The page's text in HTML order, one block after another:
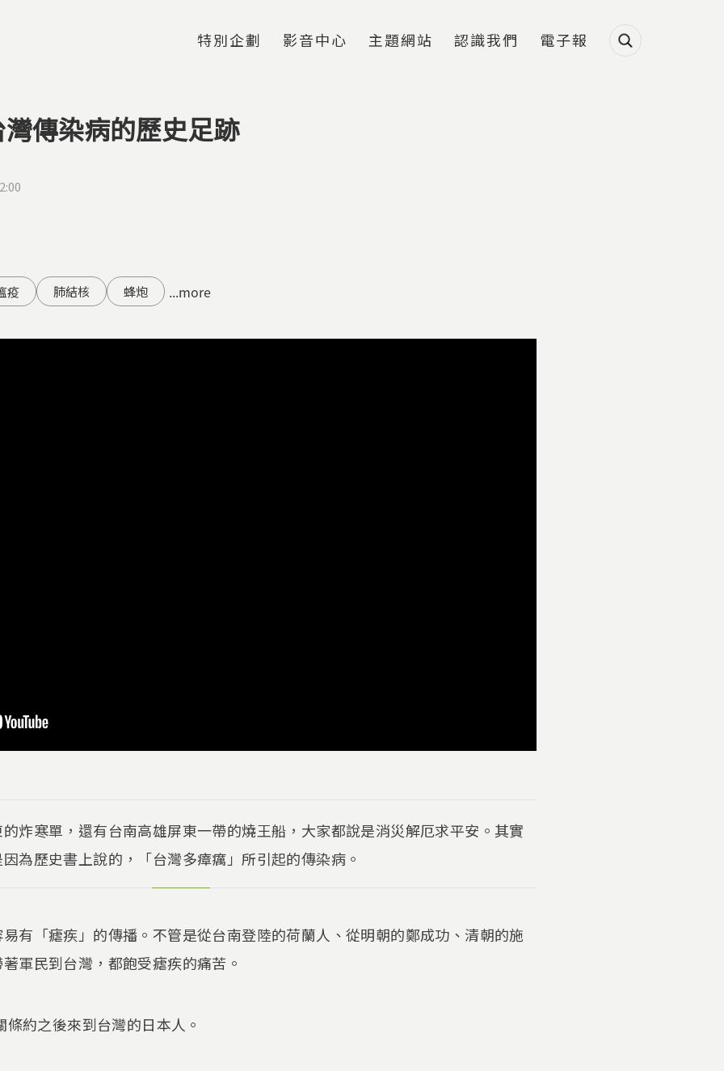
特別企劃 影音中心 主題網站 認識我們 電子報
傳染病的歷史足跡
疫 肺結核 蜂炮 ...more
炸寒單，還有台南高雄屏東一帶的燒王船，大家都說是消災解厄求平安。其實
為歷史書上說的，「台灣多瘴癘」所引起的傳染病。
有「瘧疾」的傳播。不管是從台南登陸的荷蘭人、從明朝的鄭成功、清朝的施
軍民到台灣，都飽受瘧疾的痛苦。
約之後來到台灣的日本人。